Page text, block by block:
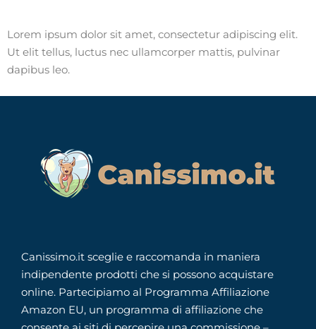
Lorem ipsum dolor sit amet, consectetur adipiscing elit.
Ut elit tellus, luctus nec ullamcorper mattis, pulvinar
dapibus leo.
Canissimo.it sceglie e raccomanda in maniera
indipendente prodotti che si possono acquistare
online. Partecipiamo al Programma Affiliazione
Amazon EU, un programma di affiliazione che